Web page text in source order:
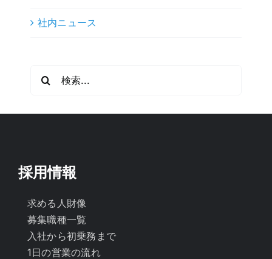
社内ニュース
採用情報
求める人財像
募集職種一覧
入社から初乗務まで
1日の営業の流れ